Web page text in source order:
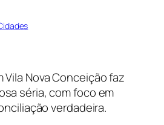
Vila Nova Conceição faz
séria, com foco em
verdadeira.